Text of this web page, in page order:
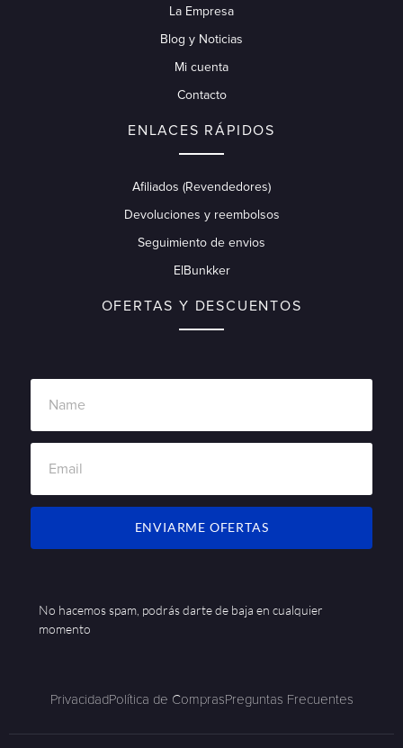
La Empresa
Blog y Noticias
Mi cuenta
Contacto
ENLACES RÁPIDOS
Afiliados (Revendedores)
Devoluciones y reembolsos
Seguimiento de envios
ElBunkker
OFERTAS Y DESCUENTOS
ENVIARME OFERTAS
No hacemos spam, podrás darte de baja en cualquier
momento
PrivacidadPolítica de ComprasPreguntas Frecuentes